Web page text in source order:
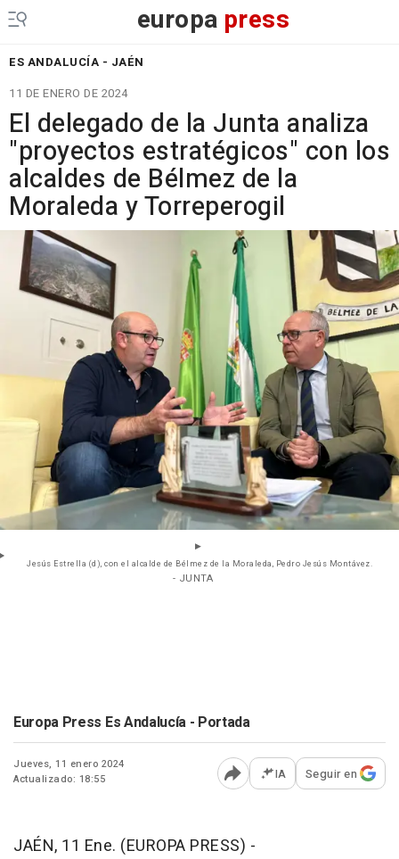
europa press
ES ANDALUCÍA - JAÉN
11 DE ENERO DE 2024
El delegado de la Junta analiza
"proyectos estratégicos" con los
alcaldes de Bélmez de la
Moraleda y Torreperogil
Jesús Estrella (d), con el alcalde de Bélmez de la Moraleda, Pedro Jesús Montávez.
- JUNTA
Europa Press Es Andalucía - Portada
Jueves, 11 enero 2024
Actualizado: 18:55
Abrir opciones para
IA Seguir en
JAÉN, 11 Ene. (EUROPA PRESS) -